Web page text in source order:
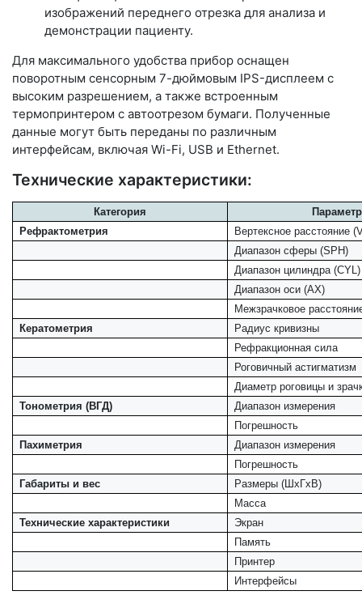
изображений переднего отрезка для анализа и
демонстрации пациенту.
Для максимального удобства прибор оснащен
поворотным сенсорным 7-дюймовым IPS-дисплеем с
высоким разрешением, а также встроенным
термопринтером с автоотрезом бумаги. Полученные
данные могут быть переданы по различным
интерфейсам, включая Wi-Fi, USB и Ethernet.
Технические характеристики:
Категория
Параметр
Рефрактометрия
Вертексное расстояние
Диапазон сферы (SPH)
Диапазон цилиндра (CYL)
Диапазон оси (AX)
Межзрачковое
Кератометрия
Радиус кривизны
Рефракционная сила
Роговичный астигматизм
Диаметр роговицы и
Тонометрия (ВГД)
Диапазон измерения
Погрешность
Пахиметрия
Диапазон измерения
Погрешность
Габариты и вес
Размеры (ШхГхВ)
Масса
Технические характеристики
Экран
Память
Принтер
Интерфейсы